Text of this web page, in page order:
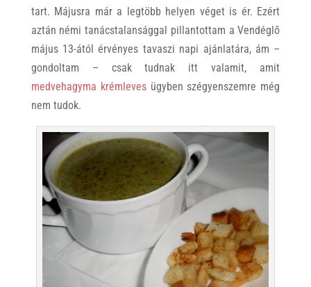
tart. Májusra már a legtöbb helyen véget is ér. Ezért
aztán némi tanácstalansággal pillantottam a Vendéglő
május 13-ától érvényes tavaszi napi ajánlatára, ám –
gondoltam – csak tudnak itt valamit, amit
medvehagyma krémlevesügyben szégyenszemre még
nem tudok.